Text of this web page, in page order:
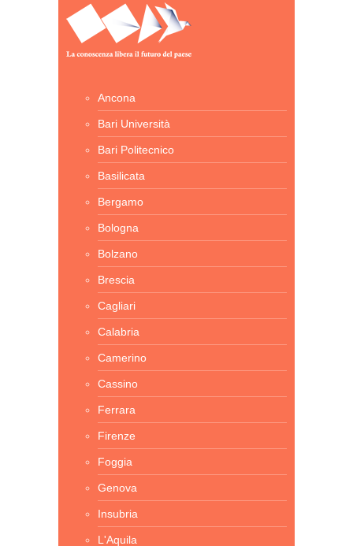
Ancona
Bari Università
Bari Politecnico
Basilicata
Bergamo
Bologna
Bolzano
Brescia
Cagliari
Calabria
Camerino
Cassino
Ferrara
Firenze
Foggia
Genova
Insubria
L'Aquila